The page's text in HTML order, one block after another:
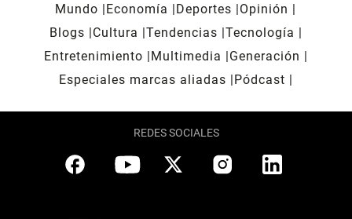
Mundo Economía Deportes
Opinión
Blogs
Cultura Tendencias Tecnología
Entretenimiento
Multimedia
Generación
Especiales marcas aliadas
Pódcast
REDES SOCIALES